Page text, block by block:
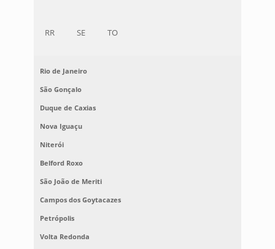
RR SE TO
Rio de Janeiro
São Gonçalo
Duque de Caxias
Nova Iguaçu
Niterói
Belford Roxo
São João de Meriti
Campos dos Goytacazes
Petrópolis
Volta Redonda